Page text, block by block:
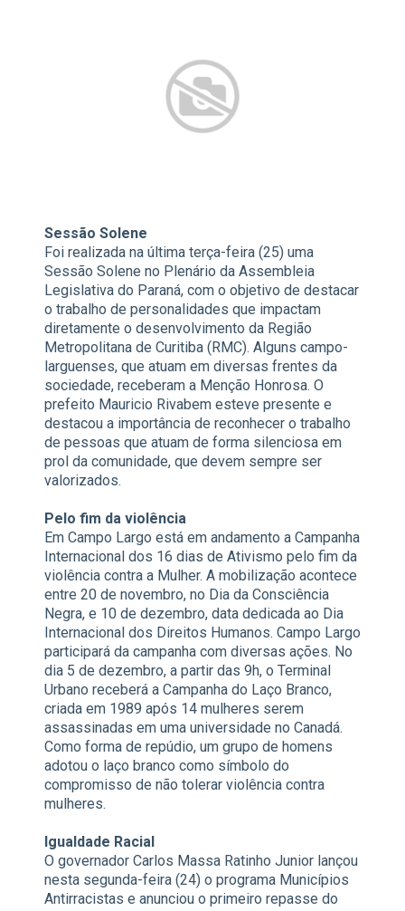
Sessão Solene
Foi realizada na última terça-feira (25) uma
Sessão Solene no Plenário da Assembleia
Legislativa do Paraná, com o objetivo de destacar
o trabalho de personalidades que impactam
diretamente o desenvolvimento da Região
Metropolitana de Curitiba (RMC). Alguns campo-
larguenses, que atuam em diversas frentes da
sociedade, receberam a Menção Honrosa. O
prefeito Mauricio Rivabem esteve presente e
destacou a importância de reconhecer o trabalho
de pessoas que atuam de forma silenciosa em
prol da comunidade, que devem sempre ser
valorizados.
Pelo fim da violência
Em Campo Largo está em andamento a Campanha
Internacional dos 16 dias de Ativismo pelo fim da
violência contra a Mulher. A mobilização acontece
entre 20 de novembro, no Dia da Consciência
Negra, e 10 de dezembro, data dedicada ao Dia
Internacional dos Direitos Humanos. Campo Largo
participará da campanha com diversas ações. No
dia 5 de dezembro, a partir das 9h, o Terminal
Urbano receberá a Campanha do Laço Branco,
criada em 1989 após 14 mulheres serem
assassinadas em uma universidade no Canadá.
Como forma de repúdio, um grupo de homens
adotou o laço branco como símbolo do
compromisso de não tolerar violência contra
mulheres.
Igualdade Racial
O governador Carlos Massa Ratinho Junior lançou
nesta segunda-feira (24) o programa Municípios
Antirracistas e anunciou o primeiro repasse do